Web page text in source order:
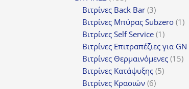
προϊόντα
Βιτρίνες Back Bar 33
προϊόντα
Βιτρίνες Mπύρας Subzero 11
Βιτρίνες Self Service 11
προϊόν
Βιτρίνες Επιτραπέζιες για GN
Βιτρίνες Θερμαινόμενες 1515
Βιτρίνες Κατάψυξης 55
Βιτρίνες Κρασιών 66